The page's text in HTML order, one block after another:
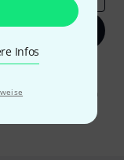
Infos
Erhalt von E-Mail-
zu. Die
finden Sie in